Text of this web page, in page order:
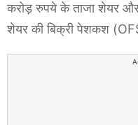
करोड़ रुपये के ताजा शेयर और
शेयर की बिक्री पेशकश